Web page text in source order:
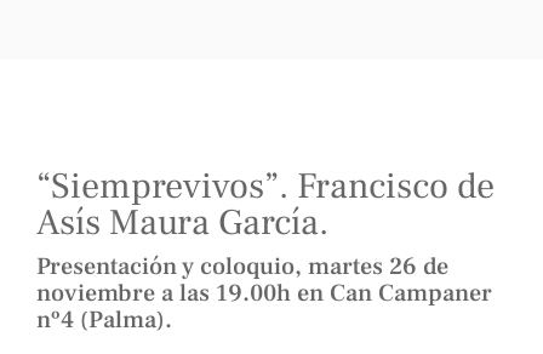
“Siemprevivos”. Francisco de
Asís Maura García.
Presentación y coloquio, martes 26 de
noviembre a las 19.00h en Can Campaner
nº4 (Palma).